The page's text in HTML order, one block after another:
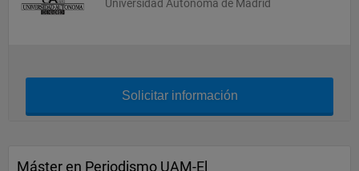
Universidad Autonoma de Madrid
Solicitar información
Máster en Periodismo UAM-El